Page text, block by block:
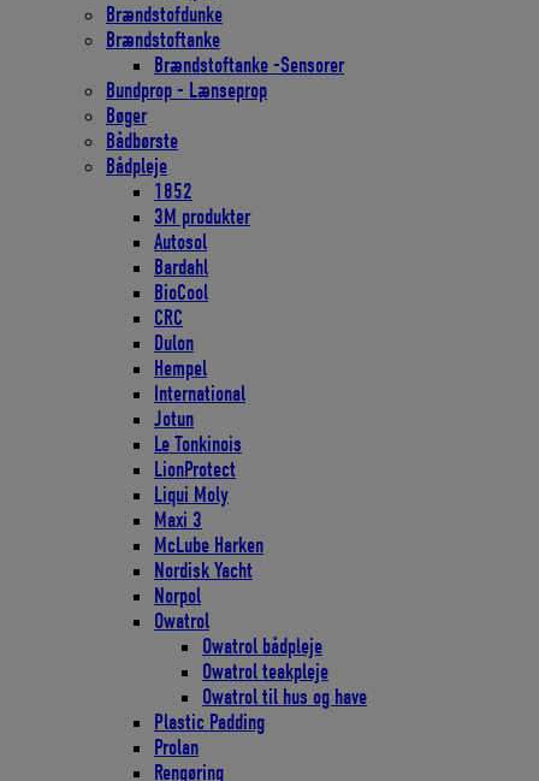
Brændstofdunke
Brændstoftanke
Brændstoftanke -Sensorer
Bundprop - Lænseprop
Bøger
Bådbørste
Bådpleje
1852
3M produkter
Autosol
Bardahl
BioCool
CRC
Dulon
Hempel
International
Jotun
Le Tonkinois
LionProtect
Liqui Moly
Maxi 3
McLube Harken
Nordisk Yacht
Norpol
Owatrol
Owatrol bådpleje
Owatrol teakpleje
Owatrol til hus og have
Plastic Padding
Prolan
Rengøring